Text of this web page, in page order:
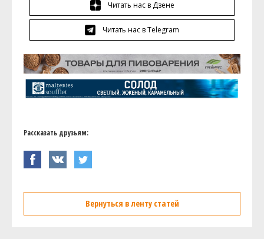
Читать нас в Дзене
Читать нас в Telegram
Рассказать друзьям:
Вернуться в ленту статей